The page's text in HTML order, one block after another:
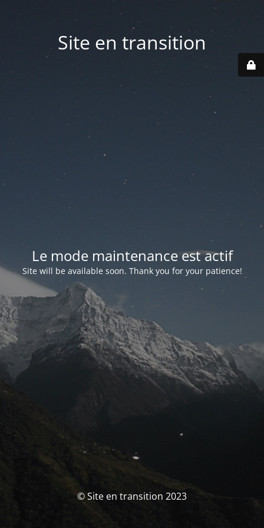
Site en transition
Le mode maintenance est actif
Site will be available soon. Thank you for your patience!
© Site en transition 2023